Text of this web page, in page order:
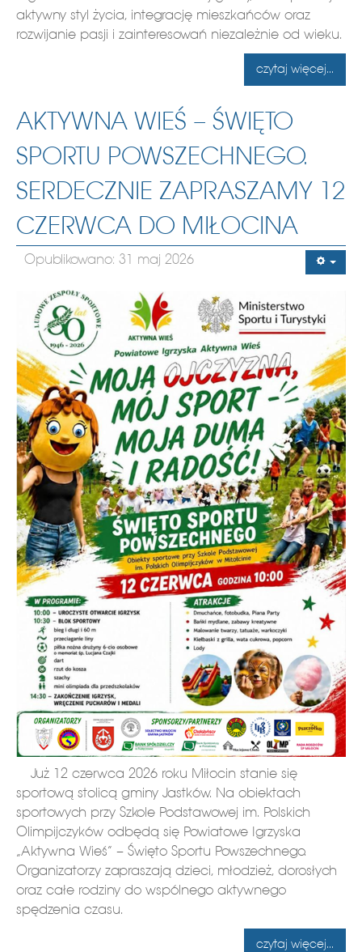
aktywny styl życia, integrację mieszkańców oraz
rozwijanie pasji i zainteresowań niezależnie od wieku.
czytaj więcej...
AKTYWNA WIEŚ – ŚWIĘTO
SPORTU POWSZECHNEGO.
SERDECZNIE ZAPRASZAMY 12
CZERWCA DO MIŁOCINA
Opublikowano: 31 maj 2026
Już 12 czerwca 2026 roku Miłocin stanie się
sportową stolicą gminy Jastków. Na obiektach
sportowych przy Szkole Podstawowej im. Polskich
Olimpijczyków odbędą się Powiatowe Igrzyska
„Aktywna Wieś” – Święto Sportu Powszechnego.
Organizatorzy zapraszają dzieci, młodzież, dorosłych
oraz całe rodziny do wspólnego aktywnego
spędzenia czasu.
czytaj więcej...